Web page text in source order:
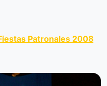
Patronales 2008